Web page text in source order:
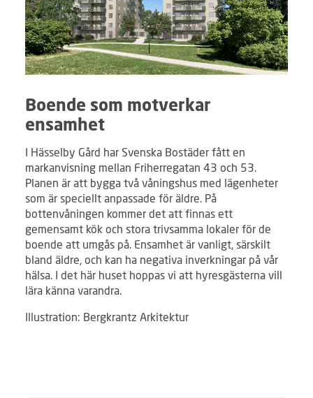
Boende som motverkar
ensamhet
I Hässelby Gård har Svenska Bostäder fått en
markanvisning mellan Friherregatan 43 och 53.
Planen är att bygga två våningshus med lägenheter
som är speciellt anpassade för äldre. På
bottenvåningen kommer det att finnas ett
gemensamt kök och stora trivsamma lokaler för de
boende att umgås på. Ensamhet är vanligt, särskilt
bland äldre, och kan ha negativa inverkningar på vår
hälsa. I det här huset hoppas vi att hyresgästerna vill
lära känna varandra.
Illustration: Bergkrantz Arkitektur